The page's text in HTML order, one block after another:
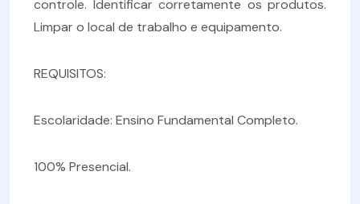
controle. Identificar corretamente os produtos.
Limpar o local de trabalho e equipamento.
REQUISITOS:
Escolaridade: Ensino Fundamental Completo.
100% Presencial.